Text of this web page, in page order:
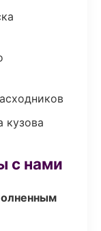
кузова
с нами